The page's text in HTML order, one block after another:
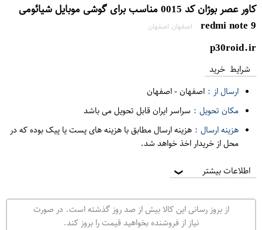
کاور عصر بوژان کد 0015 مناسب برای گوشی موبایل شیائومی
redmi note 9
اصفهان اصفهان
p30roid.ir
شرایط خرید
ارسال از : اصفهان-اصفهان
مکان تحویل : سراسر ایران قابل تحویل می باشد
هزینه ارسال : هزینه ارسال مطابق با هزینه های پست یا پیک بوده که در
محل از خریدار اخذ خواهد شد.
اطلاعات بیشتر ❯
از بروز رسانی این کالا بیش از صد روز گذشته است. در صورت
نیاز از فروشنده بخواهید قیمت را بروز کند.